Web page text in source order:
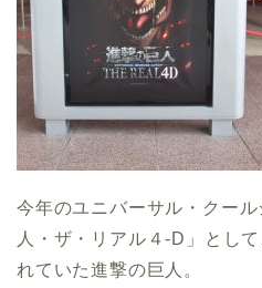
今年のユニバーサル・クー
人・ザ・リアル４-D」とし
れていた進撃の巨人。